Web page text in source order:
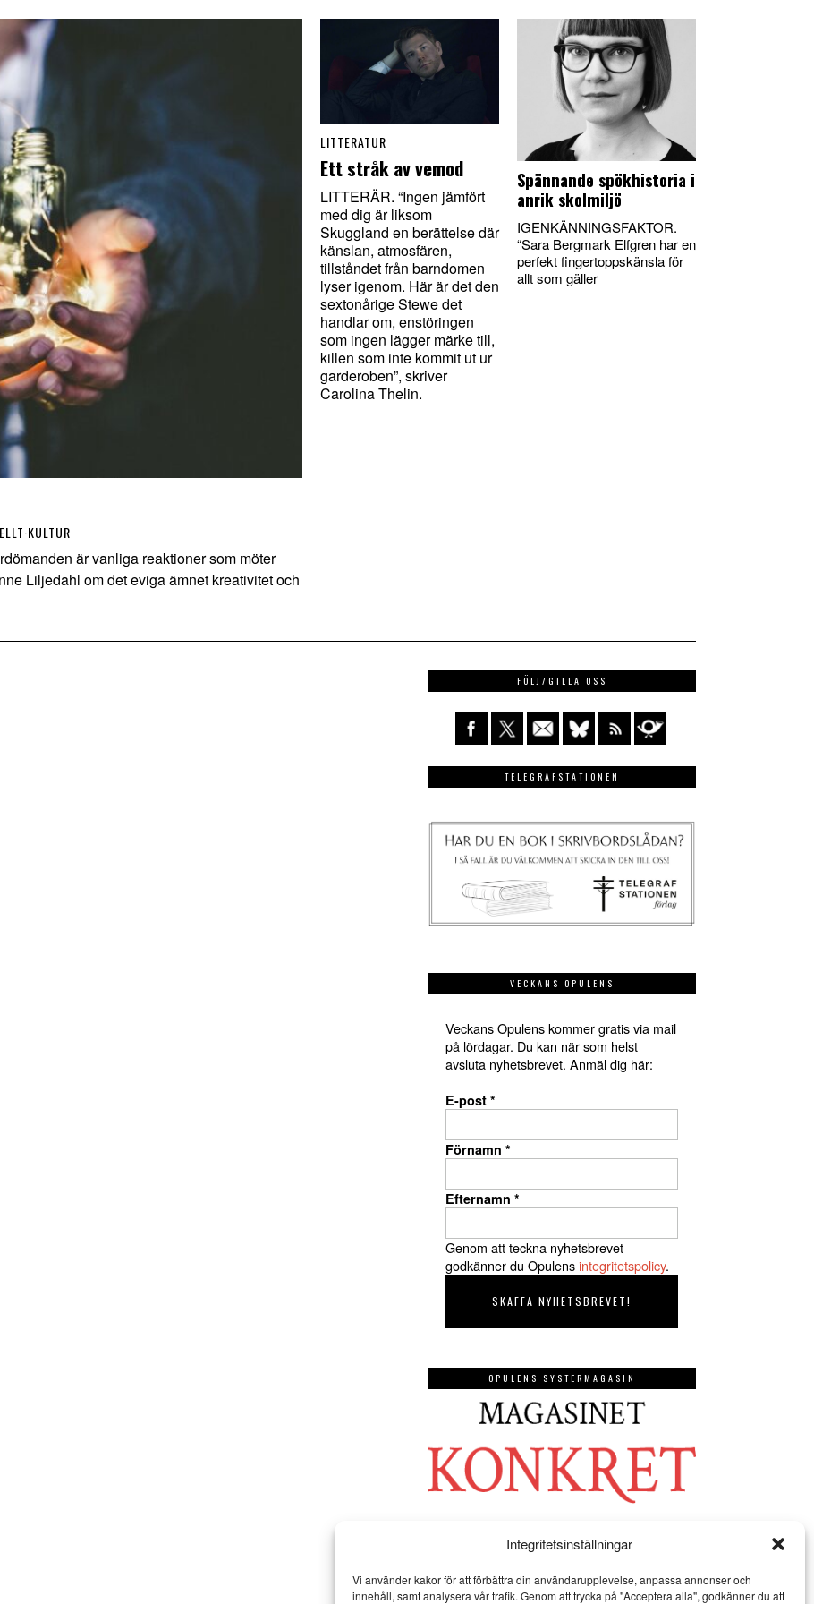
Integritetsinställningar
Vi använder kakor för att förbättra din användarupplevelse, anpassa annonser och
innehåll, samt analysera vår trafik. Genom att trycka på "Acceptera alla", godkänner du att
·KULTUR
är vanliga reaktioner som möter
Liljedahl om det eviga ämnet kreativitet och
LITTERATUR
Ett stråk av vemod
LITTERÄR. “Ingen jämfört
med dig är liksom
Skuggland en berättelse där
känslan, atmosfären,
tillståndet från barndomen
lyser igenom. Här är det den
sextonårige Stewe det
handlar om, enstöringen
som ingen lägger märke till,
killen som inte kommit ut ur
garderoben”, skriver
Carolina Thelin.
Spännande spökhistoria i
anrik skolmiljö
IGENKÄNNINGSFAKTOR.
“Sara Bergmark Elfgren har en
perfekt fingertoppskänsla för
allt som gäller
FÖLJ/GILLA OSS
TELEGRAFSTATIONEN
VECKANS OPULENS
Veckans Opulens kommer gratis via mail
på lördagar. Du kan när som helst
avsluta nyhetsbrevet. Anmäl dig här:
E-post *
Förnamn *
Efternamn *
Genom att teckna nyhetsbrevet
godkänner du Opulensintegritetspolicy.
OPULENS SYSTERMAGASIN